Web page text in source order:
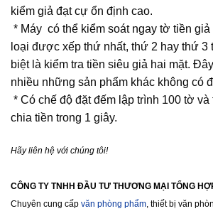
kiểm giả đạt cự ổn định cao.
* Máy có thể kiểm soát ngay tờ tiền
loại được xếp thứ nhất, thứ 2 hay thứ 3
biệt là kiểm tra tiền siêu giả hai mặt.
nhiều những sản phẩm khác không có
* Có chế độ đặt đếm lập trình 100 tờ
chia tiền trong 1 giây.
Hãy liên hệ với chúng tôi!
CÔNG TY TNHH ĐẦU TƯ THƯƠNG MẠI TỔNG
Chuyên cung cấp văn phòng phẩm, thiết bị văn